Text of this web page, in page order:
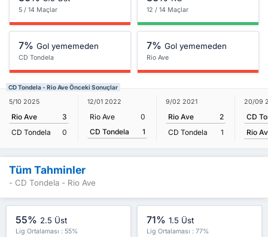
5 / 14 Maçlar 12 / 14 Maçlar
7% Gol yememeden
CD Tondela
7% Gol yememeden
Rio Ave
CD Tondela - Rio Ave Önceki Sonuçlar
5/10 2025
Rio Ave
3
CD Tondela
0
12/01 2022
Rio Ave
0
CD Tondela
1
9/02 2021
Rio Ave
2
CD Tondela
1
20/09
CD
Rio
Tüm Tahminler
- CD Tondela - Rio Ave
55% 2.5 Üst
Lig Ortalaması : 55%
71% 1.5 Üst
Lig Ortalaması : 77%